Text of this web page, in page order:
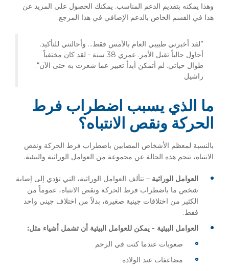
وهذا يمكنه بتقديم الدعم المناسب. يمكنك الحصول على المزيد عن
هذا في القسم الخاص بالدعم الإضافي في هذا المرجع.
”لقد أخبرني طبيبي العام بالأمس فقط... وأحالتني للتأكيد.
أحاول حالياً تقبل الأمر. عمري 38 سنة - لقد كان مختفياً
طوال حياتي. لم أتمكن أبداً تعبير عما شعرت به حتى الآن“.
راشيل
ما الذي يسبب اضطراب فرط
الحركة ونقص الانتباه؟
بالنسبة لمعظم الأشخاص المصابين باضطراب فرط الحركة ونقص
الانتباه، تنجم هذه الحالة عن مجموعة من العوامل الوراثية والبيئية.
العوامل الوراثية – تتألف العوامل الوراثية، التي تؤدي إلى إصابة
شخص ما باضطراب فرط الحركة ونقص الانتباه، عموماً من
الكثير من اختلافات جينية صغيرة، بدلاً من اختلاف جيني واحد
فقط.
العوامل البيئية - يمكن للعوامل البيئية أن تشمل أشياء مثل:
صعوبات عندما كنت في الرحم
مضاعفات عند الولادة